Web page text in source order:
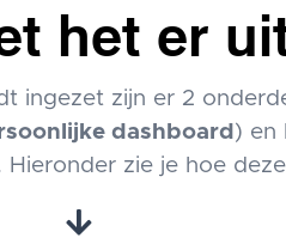
het er
ingezet zijn er 2
dashboard ) en
Hieronder zie je hoe